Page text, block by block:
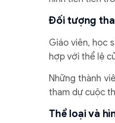
Đối tượng
Giáo viên, học
hợp với thể lệ
Những thành
tham dự cuộc
Thể loại và